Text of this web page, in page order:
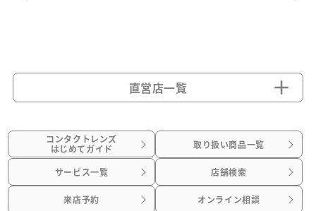
直営店一覧
コンタクトレンズ
はじめてガイド 取り扱い商品一覧
サービス一覧 店舗検索
来店予約 オンライン相談